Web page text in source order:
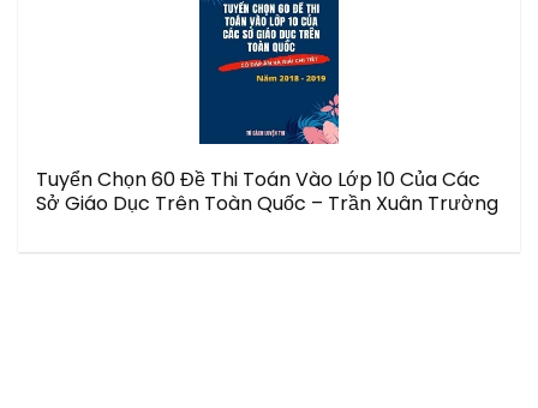
Tuyển Chọn 60 Đề Thi Toán Vào Lớp 10 Của Các
Sở Giáo Dục Trên Toàn Quốc – Trần Xuân Trường